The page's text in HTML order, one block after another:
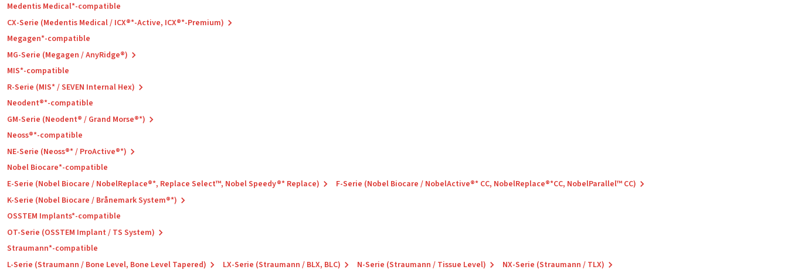
Medentis Medical*-compatible
CX-Serie (Medentis Medical / ICX®*-Active, ICX®*-Premium)
Megagen*-compatible
MG-Serie (Megagen / AnyRidge®)
MIS*-compatible
R-Serie (MIS* / SEVEN Internal Hex)
Neodent®*-compatible
GM-Serie (Neodent® / Grand Morse®*)
Neoss®*-compatible
NE-Serie (Neoss®* / ProActive®*)
Nobel Biocare*-compatible
E-Serie (Nobel Biocare / NobelReplace®*, Replace Select™, Nobel Speedy®* Replace)
F-Serie (Nobel Biocare / NobelActive®* CC, NobelReplace®*CC, NobelParallel™ CC)
K-Serie (Nobel Biocare / Brånemark System®*)
OSSTEM Implants*-compatible
OT-Serie (OSSTEM Implant / TS System)
Straumann*-compatible
L-Serie (Straumann / Bone Level, Bone Level Tapered)
LX-Serie (Straumann / BLX, BLC) N-Serie (Straumann / Tissue Level)
NX-Serie (Straumann / TLX)